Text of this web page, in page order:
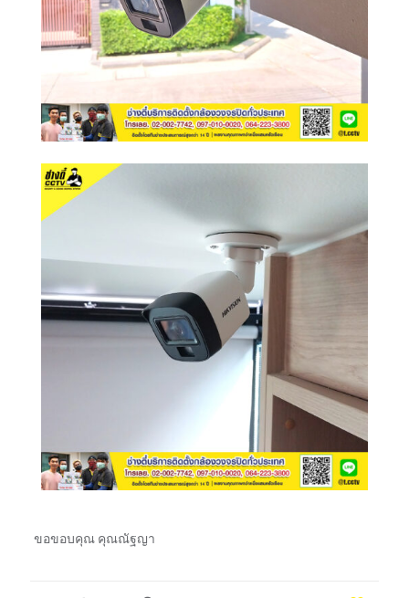
ขอขอบคุณ คุณณัฐญา